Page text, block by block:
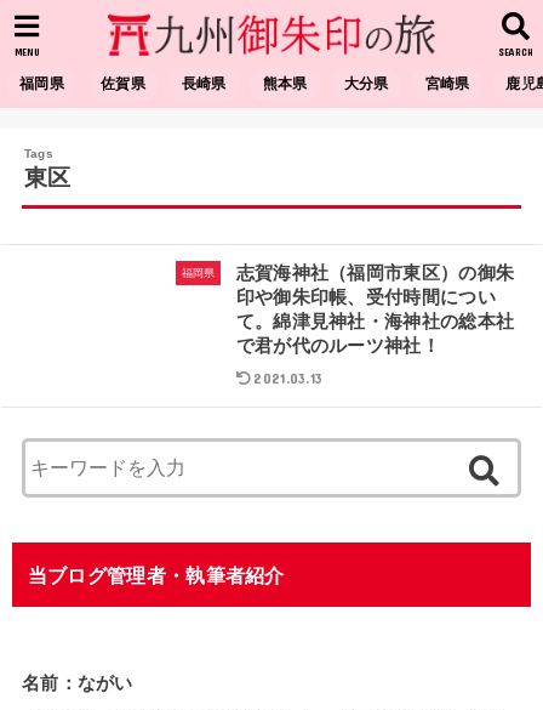
福岡県 佐賀県 長崎県 熊本県 大分県 宮崎県 鹿児
SEARCH
MENU
東区
福岡県
志賀海神社（福岡市東区）の御朱
印や御朱印帳、受付時間につい
て。綿津見神社・海神社の総本社
で君が代のルーツ神社！
2021.03.13
当ブログ管理者・執筆者紹介
名前：ながい